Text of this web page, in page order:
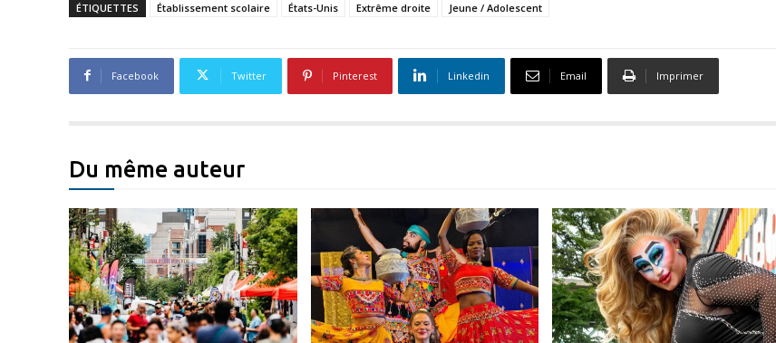
ÉTIQUETTES Établissement scolaire États-Unis Extrême droite Jeune / Adolescent
Facebook Twitter Pinterest Linkedin Email Imprimer
Du même auteur